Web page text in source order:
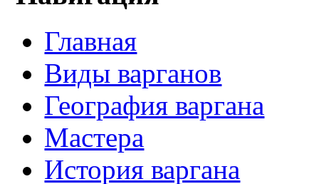
Главная
Виды варганов
География варгана
Мастера
История варгана